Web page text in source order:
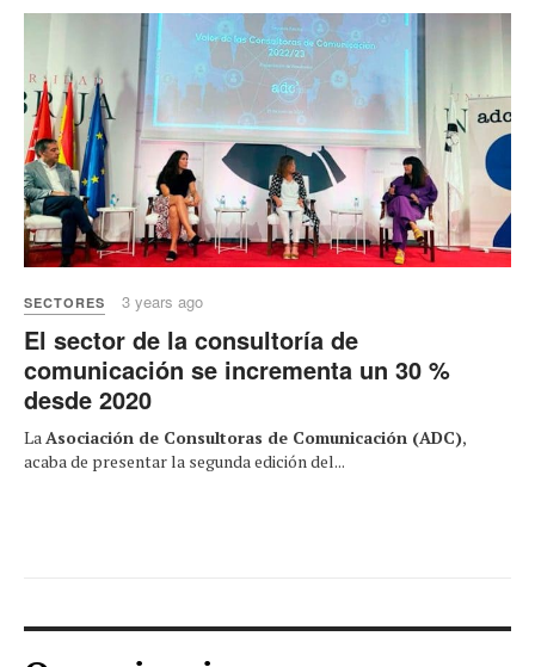
SECTORES 3 years ago
El sector de la consultoría de
comunicación se incrementa un 30 %
desde 2020
La Asociación de Consultoras de Comunicación (ADC),
acaba de presentar la segunda edición del...